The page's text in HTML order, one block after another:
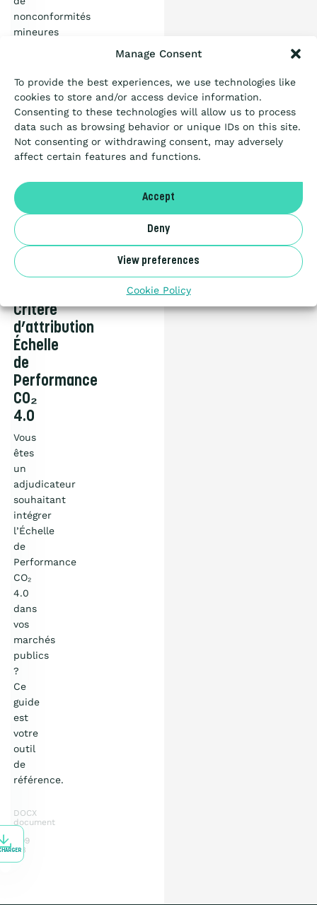
Manage Consent
To provide the best experiences, we use technologies like
cookies to store and/or access device information.
Consenting to these technologies will allow us to process
data such as browsing behavior or unique IDs on this site.
Not consenting or withdrawing consent, may adversely
affect certain features and functions.
Accept
Deny
View preferences
Cookie Policy
nonconformités
mineures
MB
Ressources
Guide
belge
pour
les
Marchés
Publics
Critère
d’attribution
Échelle
de
Performance
CO₂
4.0
Vous
êtes
un
adjudicateur
souhaitant
intégrer
l’Échelle
de
Performance
CO₂
4.0
dans
vos
marchés
publics
?
Ce
guide
est
votre
outil
de
référence.
DOCX
document
7.09
MB
Certification
Passation de marché
Articles
A propos
NL
Benor